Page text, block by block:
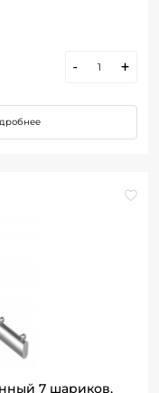
- +
7 шариков,